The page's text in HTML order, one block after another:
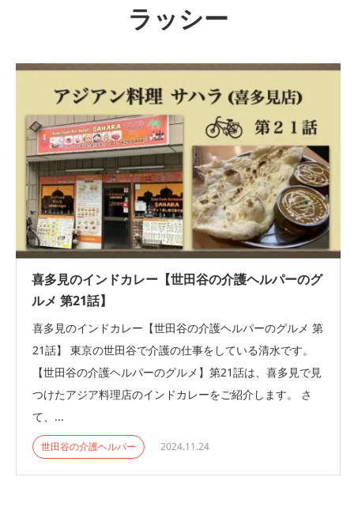
ラッシー
喜多見のインドカレー【世田谷の介護ヘルパーのグ
ルメ 第21話】
喜多見のインドカレー【世田谷の介護ヘルパーのグルメ 第
21話】 東京の世田谷で介護の仕事をしている清水です。
【世田谷の介護ヘルパーのグルメ】第21話は、喜多見で見
つけたアジア料理店のインドカレーをご紹介します。 さ
て、...
世田谷の介護ヘルパー 2024.11.24